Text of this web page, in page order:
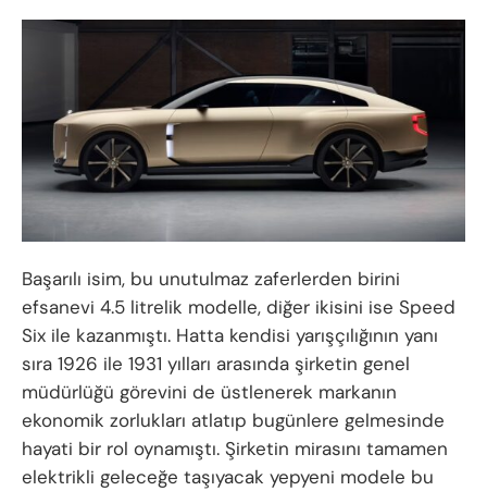
Başarılı isim, bu unutulmaz zaferlerden birini
efsanevi 4.5 litrelik modelle, diğer ikisini ise Speed
Six ile kazanmıştı. Hatta kendisi yarışçılığının yanı
sıra 1926 ile 1931 yılları arasında şirketin genel
müdürlüğü görevini de üstlenerek markanın
ekonomik zorlukları atlatıp bugünlere gelmesinde
hayati bir rol oynamıştı. Şirketin mirasını tamamen
elektrikli geleceğe taşıyacak yepyeni modele bu